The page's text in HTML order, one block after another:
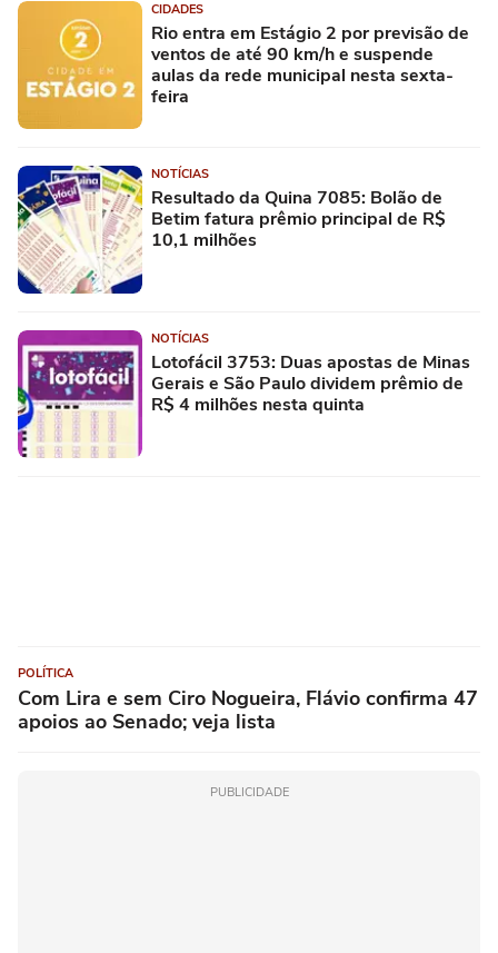
CIDADES
Rio entra em Estágio 2 por previsão de
ventos de até 90 km/h e suspende
aulas da rede municipal nesta sexta-
feira
NOTÍCIAS
Resultado da Quina 7085: Bolão de
Betim fatura prêmio principal de R$
10,1 milhões
NOTÍCIAS
Lotofácil 3753: Duas apostas de Minas
Gerais e São Paulo dividem prêmio de
R$ 4 milhões nesta quinta
POLÍTICA
Com Lira e sem Ciro Nogueira, Flávio confirma 47
apoios ao Senado; veja lista
PUBLICIDADE